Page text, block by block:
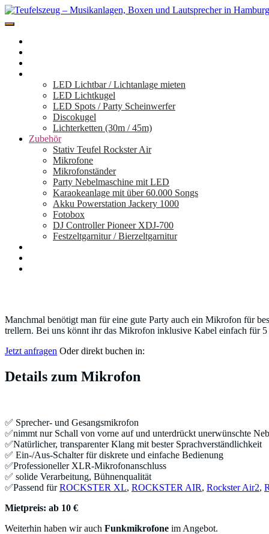
Zum
Inhalt
LED Lichtbar / Lichtanlage mieten
LED Lichtkugel
LED Spots / Party Scheinwerfer
Discokugel
Lichterketten (30m / 45m)
Zubehör
Stativ Teufel Rockster Air
Mikrofone
Mikrofonständer
Party Nebelmaschine mit LED
Karaokeanlage mit über 60.000 Songs
Akku Powerstation Jackery 1000
Fotobox
DJ Controller Pioneer XDJ-700
Festzeltgarnitur / Bierzeltgarnitur
Manchmal benötigt man für eine gute Party auch ein Mikrofon für
trellern. Bei uns könnt ihr das Mikrofon inklusive Kabel einfach für
Jetzt anfragen Oder direkt buchen in:
Details zum Mikrofon
✅ Sprecher- und Gesangsmikrofon
✅nimmt nur Schall von vorne auf und unterdrückt unerwünschte
✅Natürlicher, transparenter Klang mit bester Sprachverständlichkeit
✅ Ein-/Aus-Schalter für diskrete und einfache Bedienung
✅Professioneller XLR-Mikrofonanschluss
✅ solide Verarbeitung, Bühnenqualität
✅Passend fürROCKSTER XL, ROCKSTER AIR, Rockster Air2,
Mietpreis: ab 10 €
Weiterhin haben wir auch Funkmikrofone im Angebot.